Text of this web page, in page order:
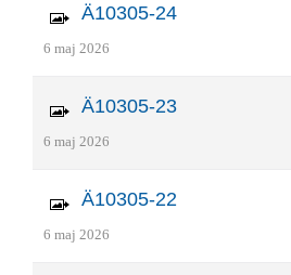
Ä10305-24
6 maj 2026
Ä10305-23
6 maj 2026
Ä10305-22
6 maj 2026